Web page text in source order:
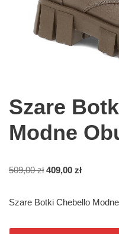
Szare
Modne
509,00zł 409,00 zł
Szare Botki Chebello